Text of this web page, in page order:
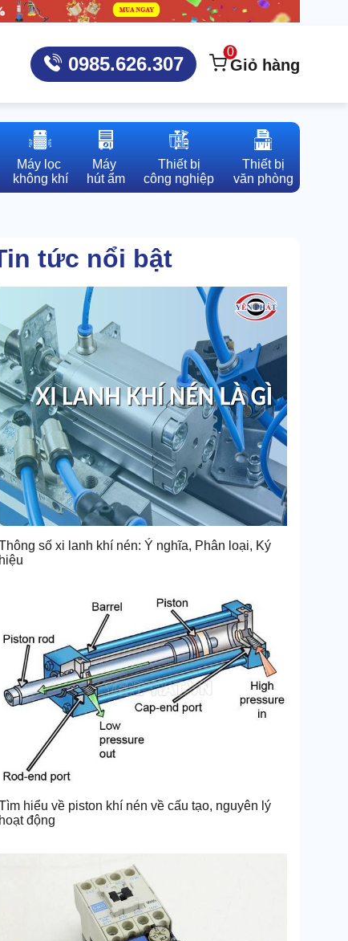
0985.626.307
0
Giỏ hàng
Máy lọc
không khí
Máy
hút ẩm
Thiết bị
công nghiệp
Thiết bị
văn phòng
tức nổi bật
số xi lanh khí nén: Ý nghĩa, Phân loại, Ký
hiệu
hiểu về piston khí nén về cấu tạo, nguyên lý
hoạt động